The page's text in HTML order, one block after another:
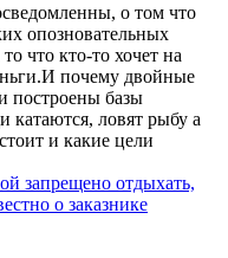
о том что
опозновательных
что кто-то хочет на
почему двойные
построены базы
катаются, ловят рыбу а
и какие цели
запрещено отдыхать,
о заказнике